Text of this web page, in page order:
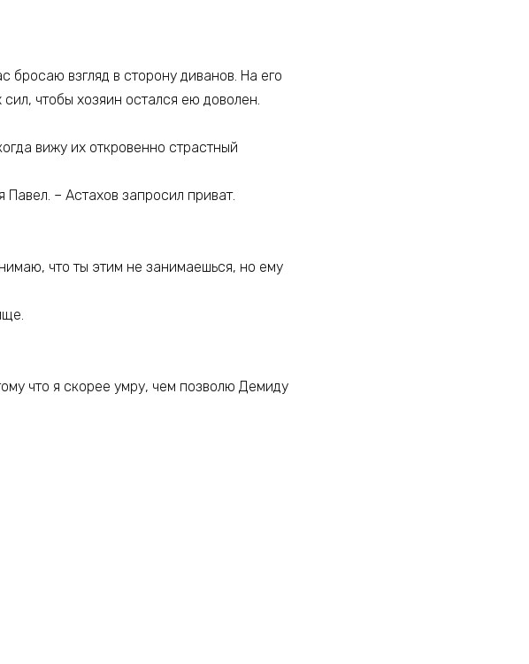
бросаю взгляд в сторону диванов. На его
чтобы хозяин остался ею доволен.
вижу их откровенно страстный
– Астахов запросил приват.
что ты этим не занимаешься, но ему
что я скорее умру, чем позволю Демиду